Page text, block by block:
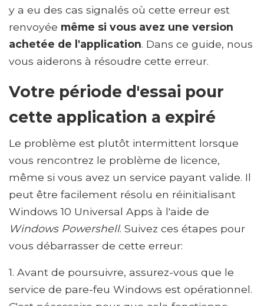
y a eu des cas signalés où cette erreur est
renvoyée même si vous avez une version
achetée de l'application. Dans ce guide, nous
vous aiderons à résoudre cette erreur.
Votre période d'essai pour
cette application a expiré
Le problème est plutôt intermittent lorsque
vous rencontrez le problème de licence,
même si vous avez un service payant valide. Il
peut être facilement résolu en réinitialisant
Windows 10 Universal Apps à l'aide de
Windows Powershell. Suivez ces étapes pour
vous débarrasser de cette erreur:
1. Avant de poursuivre, assurez-vous que le
service de pare-feu Windows est opérationnel.